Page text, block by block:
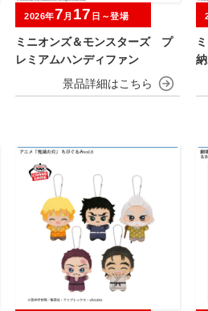
ミニオンズ＆モンスターズ プ
レミアムハンディファン
2026年7 月 17 日～登場